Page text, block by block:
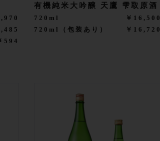
594
有機純米大吟醸 天鷹 雫取原酒
720ml
￥16,500
720ml（包装あり）
￥16,720